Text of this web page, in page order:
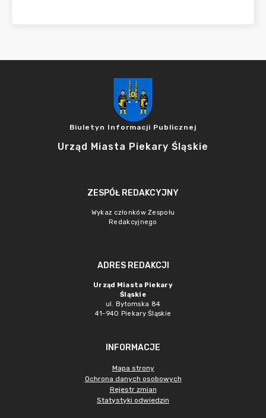
Biuletyn Informacji Publicznej
Urząd Miasta Piekary Śląskie
ZESPÓŁ REDAKCYJNY
Wykaz członków Zespołu
Redakcyjnego
ADRES REDAKCJI
Urząd Miasta Piekary
Śląskie
ul. Bytomska 84
41-940 Piekary Śląskie
INFORMACJE
Mapa strony
Ochrona danych osobowych
Rejestr zmian
Statystyki odwiedzin